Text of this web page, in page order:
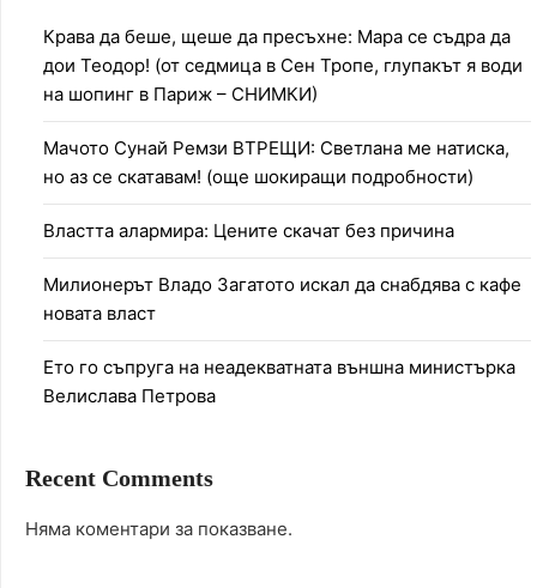
Крава да беше, щеше да пресъхне: Мара се съдра да
дои Теодор! (от седмица в Сен Тропе, глупакът я води
на шопинг в Париж – СНИМКИ)
Мачото Сунай Ремзи ВТРЕЩИ: Светлана ме натиска,
но аз се скатавам! (още шокиращи подробности)
Властта алармира: Цените скачат без причина
Милионерът Владо Загатото искал да снабдява с кафе
новата власт
Ето го съпруга на неадекватната външна министърка
Велислава Петрова
Recent Comments
Няма коментари за показване.